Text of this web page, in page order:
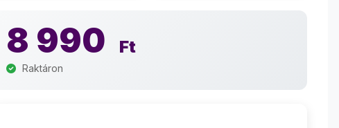
8 990 Ft
Raktáron